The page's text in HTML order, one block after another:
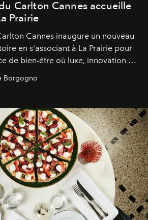
Carlton Cannes accueille
Prairie
Cannes inaugure un nouveau
en s'associant à La Prairie pour
de bien-être où luxe, innovation et
Borgogno